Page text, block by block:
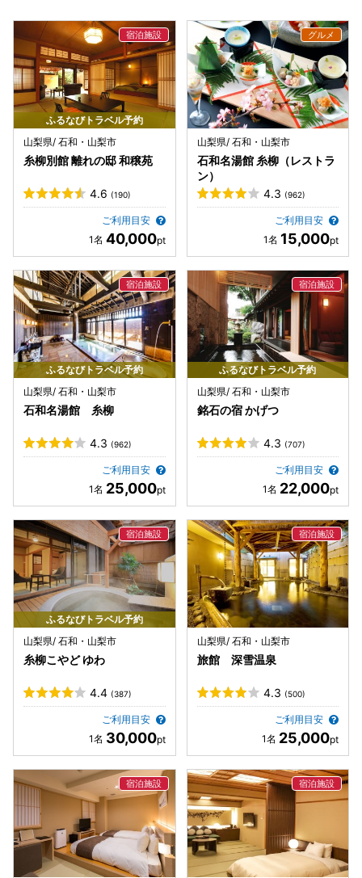
ふるなびトラベル予約
山梨県/ 石和・山梨市
糸柳別館 離れの邸 和穣苑
4.6 (190)
ご利用目安
40,000
山梨県/ 石和・山梨市
石和名湯館 糸柳（レストラ
ン）
4.3 (962)
ご利用目安
15,000
ふるなびトラベル予約
山梨県/ 石和・山梨市
石和名湯館 糸柳
4.3 (962)
ご利用目安
25,000
ふるなびトラベル予約
山梨県/ 石和・山梨市
銘石の宿 かげつ
4.3 (707)
ご利用目安
22,000
ふるなびトラベル予約
山梨県/ 石和・山梨市
糸柳こやど ゆわ
4.4 (387)
ご利用目安
30,000
山梨県/ 石和・山梨市
旅館 深雪温泉
4.3 (500)
ご利用目安
25,000